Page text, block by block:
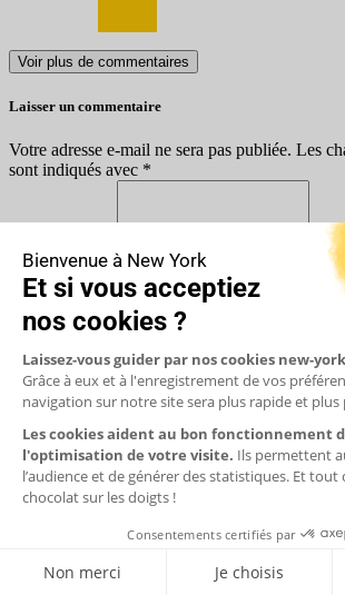
Voir plus de commentaires
Laisser un commentaire
Votre adresse e-mail ne sera pas publiée. Les
sont indiqués avec *
Commentaire *
Nom *
Email *
À partir de
31,64 €
par personne
Réserver